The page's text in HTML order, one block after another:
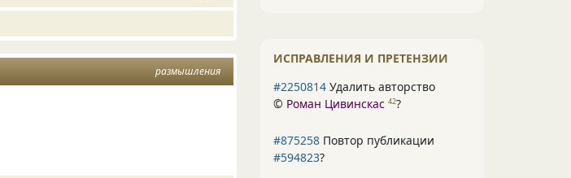
размышления
ИСПРАВЛЕНИЯ И ПРЕТЕНЗИИ
#2250814 Удалить авторство
© Роман Цивинскас 42?
#875258 Повтор публикации
#594823?